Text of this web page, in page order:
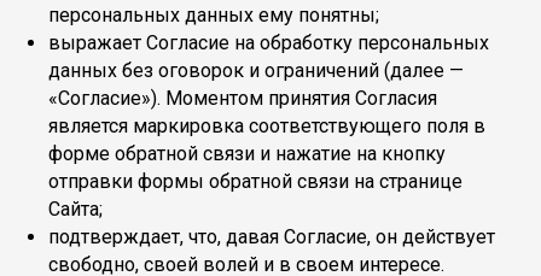
персональных данных ему понятны;
выражает Согласие на обработку персональных
данных без оговорок и ограничений (далее —
«Согласие»). Моментом принятия Согласия
является маркировка соответствующего поля в
форме обратной связи и нажатие на кнопку
отправки формы обратной связи на странице
Сайта;
подтверждает, что, давая Согласие, он действует
свободно, своей волей и в своем интересе.